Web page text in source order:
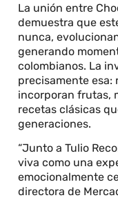
La unión entre
demuestra que
nunca,
generando
colombianos. La
precisamente esa:
incorporan frutas,
recetas clásicas
generaciones.
“Junto a Tulio
viva como una
emocionalmente
directora de